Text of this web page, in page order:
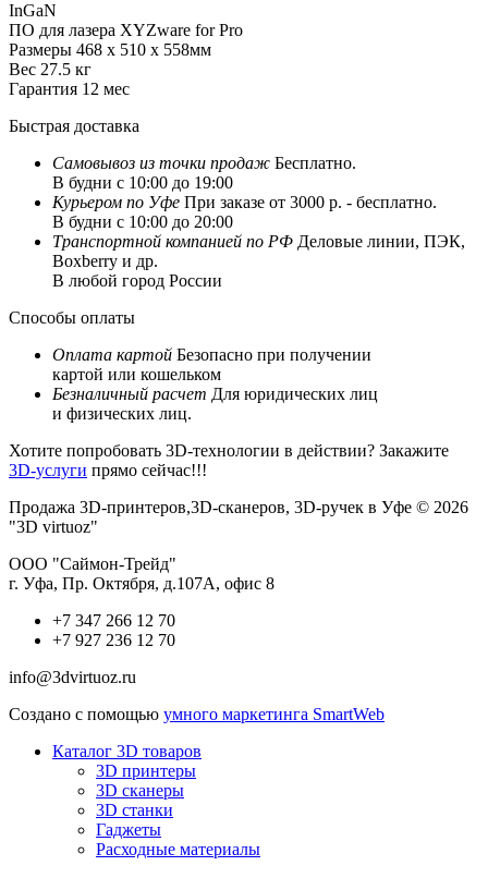
InGaN
ПО для лазера XYZware for Pro
Размеры 468 x 510 x 558мм
Вес 27.5 кг
Гарантия 12 мес
Быстрая доставка
Самовывоз из точки продаж Бесплатно.
В будни с 10:00 до 19:00
Курьером по Уфе При заказе от 3000 р. - бесплатно.
В будни с 10:00 до 20:00
Транспортной компанией по РФ Деловые линии, ПЭК,
Boxberry и др.
В любой город России
Способы оплаты
Оплата картой Безопасно при получении
картой или кошельком
Безналичный расчет Для юридических лиц
и физических лиц.
Хотите попробовать 3D-технологии в действии? Закажите
3D-услуги прямо сейчас!!!
Продажа 3D-принтеров,3D-сканеров, 3D-ручек в Уфе © 2026
"3D virtuoz"
ООО "Саймон-Трейд"
г. Уфа, Пр. Октября, д.107А, офис 8
+7 347 266 12 70
+7 927 236 12 70
info@3dvirtuoz.ru
Создано с помощью умного маркетинга SmartWeb
Каталог 3D товаров
3D принтеры
3D сканеры
3D станки
Гаджеты
Расходные материалы